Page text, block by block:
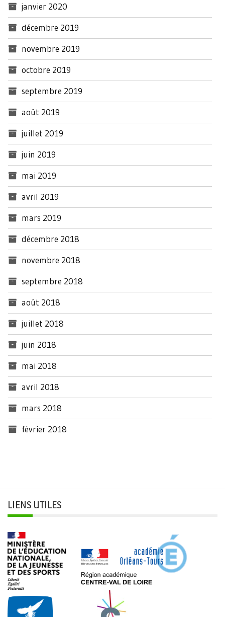
janvier 2020
décembre 2019
novembre 2019
octobre 2019
septembre 2019
août 2019
juillet 2019
juin 2019
mai 2019
avril 2019
mars 2019
décembre 2018
novembre 2018
septembre 2018
août 2018
juillet 2018
juin 2018
mai 2018
avril 2018
mars 2018
février 2018
LIENS UTILES